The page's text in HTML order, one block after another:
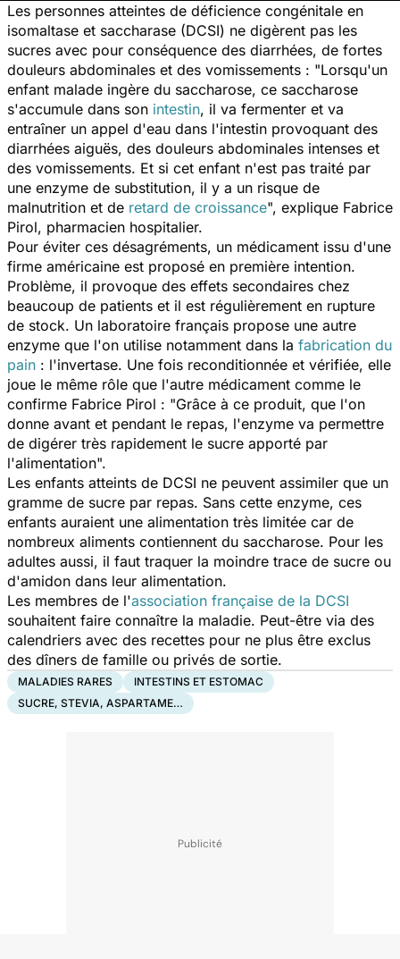
Les personnes atteintes de déficience congénitale en
isomaltase et saccharase (DCSI) ne digèrent pas les
sucres avec pour conséquence des diarrhées, de fortes
douleurs abdominales et des vomissements : "Lorsqu'un
enfant malade ingère du saccharose, ce saccharose
s'accumule dans son intestin, il va fermenter et va
entraîner un appel d'eau dans l'intestin provoquant des
diarrhées aiguës, des douleurs abdominales intenses et
des vomissements. Et si cet enfant n'est pas traité par
une enzyme de substitution, il y a un risque de
malnutrition et de retard de croissance", explique Fabrice
Pirol, pharmacien hospitalier.
Pour éviter ces désagréments, un médicament issu d'une
firme américaine est proposé en première intention.
Problème, il provoque des effets secondaires chez
beaucoup de patients et il est régulièrement en rupture
de stock. Un laboratoire français propose une autre
enzyme que l'on utilise notamment dans la fabrication du
pain : l'invertase. Une fois reconditionnée et vérifiée, elle
joue le même rôle que l'autre médicament comme le
confirme Fabrice Pirol : "Grâce à ce produit, que l'on
donne avant et pendant le repas, l'enzyme va permettre
de digérer très rapidement le sucre apporté par
l'alimentation".
Les enfants atteints de DCSI ne peuvent assimiler que un
gramme de sucre par repas. Sans cette enzyme, ces
enfants auraient une alimentation très limitée car de
nombreux aliments contiennent du saccharose. Pour les
adultes aussi, il faut traquer la moindre trace de sucre ou
d'amidon dans leur alimentation.
Les membres de l'association française de la DCSI
souhaitent faire connaître la maladie. Peut-être via des
calendriers avec des recettes pour ne plus être exclus
des dîners de famille ou privés de sortie.
MALADIES RARES
INTESTINS ET ESTOMAC
SUCRE, STEVIA, ASPARTAME…